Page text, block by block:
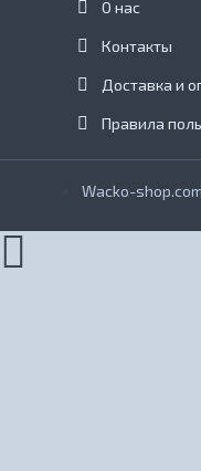
О нас
Контакты
Доставка и
Правила
Wacko-